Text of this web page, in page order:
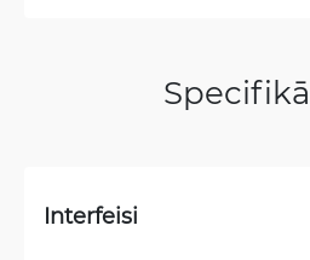
Interfeisi